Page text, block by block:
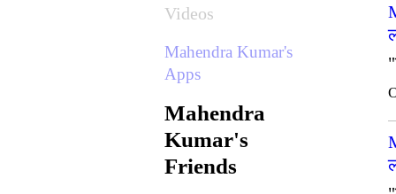
Videos
Mahendra Kumar's
Apps
Mahendra
Kumar's
Friends